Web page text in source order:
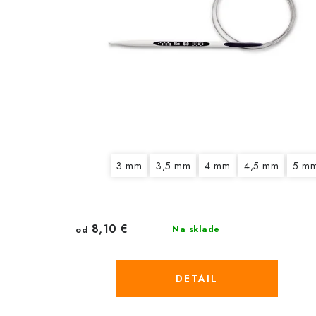
3 mm 3,5 mm 4 mm 4,5 mm 5
Na sklade
od 8,10 €
DETAIL